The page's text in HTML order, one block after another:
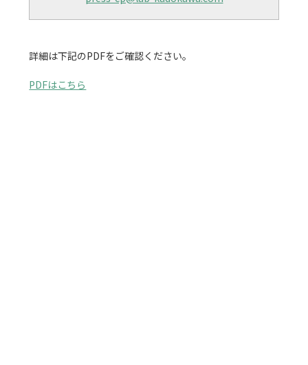
詳細は下記のPDFをご確認ください。
PDFはこちら